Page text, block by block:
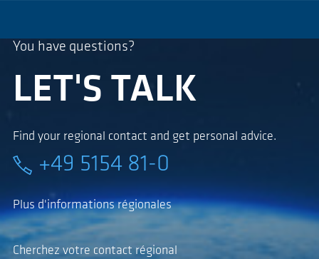
You have questions?
LET'S TALK
Find your regional contact and get personal advice.
+49 5154 81-0
Plus d'informations régionales
Cherchez votre contact régional